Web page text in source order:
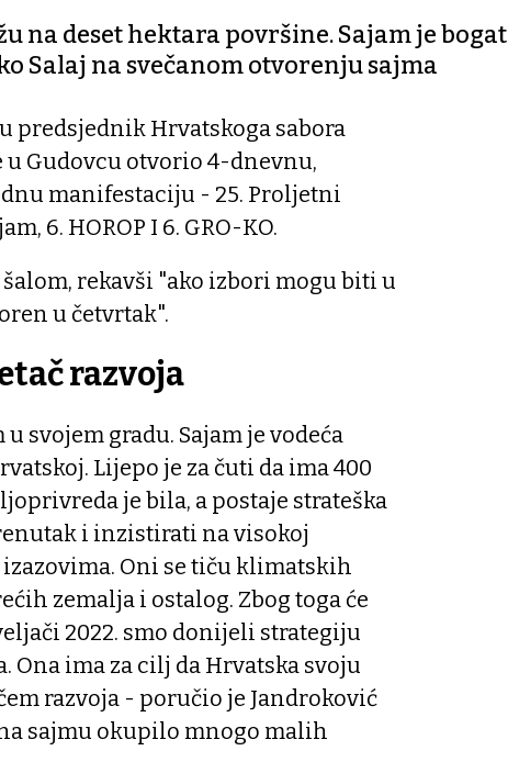
na deset hektara površine. Sajam je bogat
Salaj na svečanom otvorenju sajma
predsjednik Hrvatskoga sabora
u Gudovcu otvorio 4-dnevnu,
manifestaciju - 25. Proljetni
6. HOROP I 6. GRO-KO.
rekavši "ako izbori mogu biti u
u četvrtak".
razvoja
svojem gradu. Sajam je vodeća
Lijepo je za čuti da ima 400
je bila, a postaje strateška
i inzistirati na visokoj
Oni se tiču klimatskih
zemalja i ostalog. Zbog toga će
2022. smo donijeli strategiju
Ona ima za cilj da Hrvatska svoju
razvoja - poručio je Jandroković
sajmu okupilo mnogo malih